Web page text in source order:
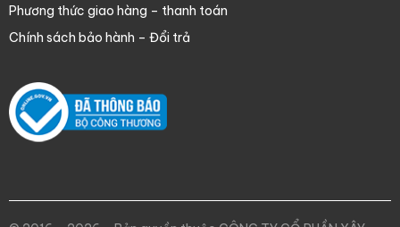
Phương thức giao hàng – thanh toán
Chính sách bảo hành – Đổi trả